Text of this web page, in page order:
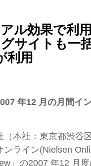
ル効果で利
サイトも一
利用
年12 月の月間イ
本社：東京都渋谷
ライン(Nielsen
」の2007 年12 月